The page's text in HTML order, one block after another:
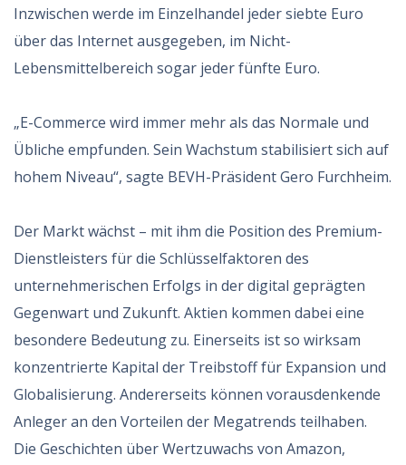
Inzwischen werde im Einzelhandel jeder siebte Euro
über das Internet ausgegeben, im Nicht-
Lebensmittelbereich sogar jeder fünfte Euro.
„E-Commerce wird immer mehr als das Normale und
Übliche empfunden. Sein Wachstum stabilisiert sich auf
hohem Niveau“, sagte BEVH-Präsident Gero Furchheim.
Der Markt wächst – mit ihm die Position des Premium-
Dienstleisters für die Schlüsselfaktoren des
unternehmerischen Erfolgs in der digital geprägten
Gegenwart und Zukunft. Aktien kommen dabei eine
besondere Bedeutung zu. Einerseits ist so wirksam
konzentrierte Kapital der Treibstoff für Expansion und
Globalisierung. Andererseits können vorausdenkende
Anleger an den Vorteilen der Megatrends teilhaben.
Die Geschichten über Wertzuwachs von Amazon,